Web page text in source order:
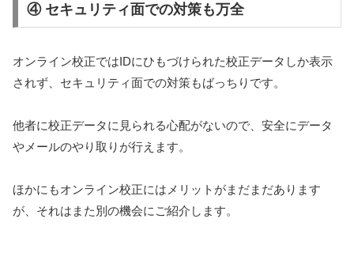
④ セキュリティ面での対策も万全
オンライン校正ではIDにひもづけられた校正データしか表示
されず、セキュリティ面での対策もばっちりです。
他者に校正データに見られる心配がないので、安全にデータ
やメールのやり取りが行えます。
ほかにもオンライン校正にはメリットがまだまだあります
が、それはまた別の機会にご紹介します。